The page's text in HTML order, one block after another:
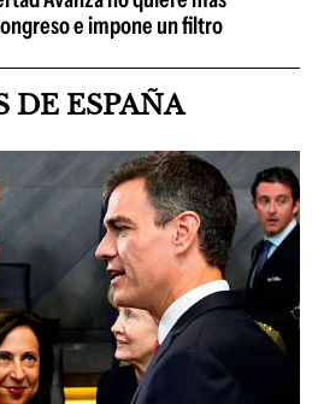
e impone un filtro
DE ESPAÑA